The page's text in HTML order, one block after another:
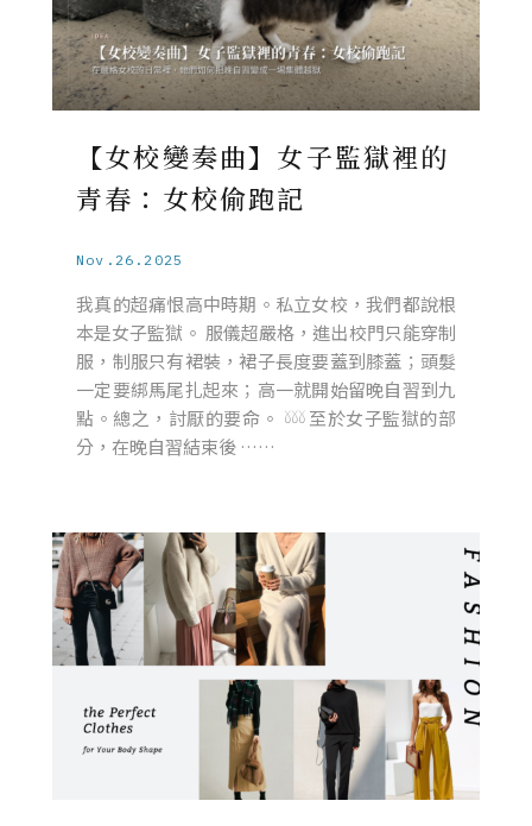
【女校變奏曲】女子監獄裡的
青春：女校偷跑記
Nov.26.2025
我真的超痛恨高中時期。私立女校，我們都說根
本是女子監獄。 服儀超嚴格，進出校門只能穿制
服，制服只有裙裝，裙子長度要蓋到膝蓋；頭髮
一定要綁馬尾扎起來；高一就開始留晚自習到九
點。總之，討厭的要命。 𓍱𓍱𓍱 至於女子監獄的部
分，在晚自習結束後 ……